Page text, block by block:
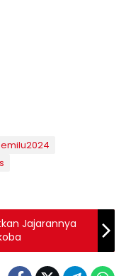
Jajarannya